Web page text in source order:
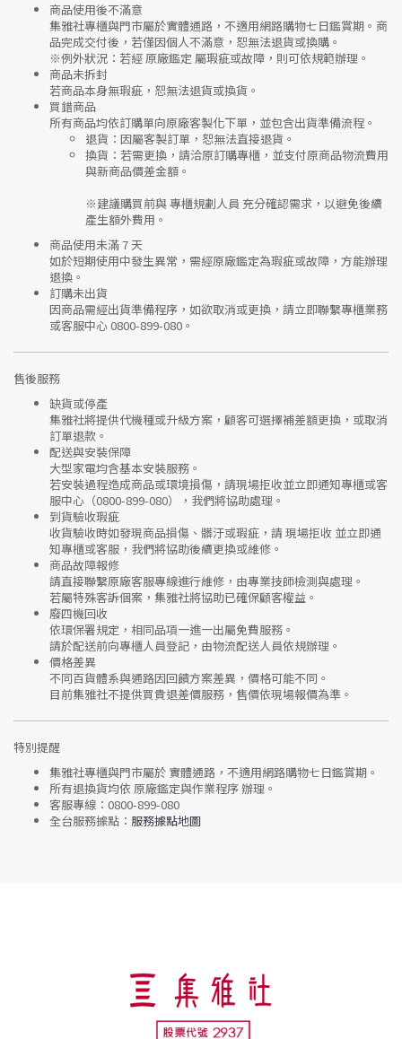
商品使用後不滿意
集雅社專櫃與門市屬於實體通路，不適用網路購物七日鑑賞期 。商
品完成交付後，若僅因個人不滿意，恕無法退貨或換購。
※例外狀況：若經 原廠鑑定 屬瑕疵或故障，則可依規範辦理。
商品未拆封
若商品本身無瑕疵，恕無法退貨或換貨。
買錯商品
所有商品均依訂購單向原廠客製化下單 ，並包含出貨準備流程。
退貨 ：因屬客製訂單，恕無法直接退貨。
換貨 ：若需更換，請洽原訂購專櫃，並支付原商品物流費用
與新商品價差金額 。
※建議購買前與專櫃規劃人員 充分確認需求，以避免後續
產生額外費用。
商品使用未滿 7 天
如於短期使用中發生異常，需經原廠鑑定為瑕疵或故障，方能辦理
退換。
訂購未出貨
因商品需經出貨準備程序，如欲取消或更換，請立即聯繫專櫃業務
或客服中心 0800-899-080 。
售後服務
缺貨或停產
集雅社將提供代機種或升級方案 ，顧客可選擇補差額更換，或取消
訂單退款。
配送與安裝保障
大型家電均含基本安裝服務。
若安裝過程造成商品或環境損傷，請現場拒收並立即通知專櫃或客
服中心 （0800-899-080），我們將協助處理。
到貨驗收瑕疵
收貨驗收時如發現商品損傷、髒汙或瑕疵 ，請 現場拒收 並立即通
知專櫃或客服，我們將協助後續更換或維修。
商品故障報修
請直接聯繫原廠客服專線進行維修，由專業技師檢測與處理。
若屬特殊客訴個案，集雅社將協助已確保顧客權益。
廢四機回收
依環保署規定，相同品項一進一出屬免費服務。
請於配送前向專櫃人員登記，由物流配送人員依規辦理。
價格差異
不同百貨體系與通路因回饋方案差異，價格可能不同。
目前集雅社不提供買貴退差價服務 ，售價依現場報價為準。
特別提醒
集雅社專櫃與門市屬於 實體通路，不適用網路購物七日鑑賞期 。
所有退換貨均依 原廠鑑定與作業程序辦理。
客服專線： 0800-899-080
全台服務據點： 服務據點地圖